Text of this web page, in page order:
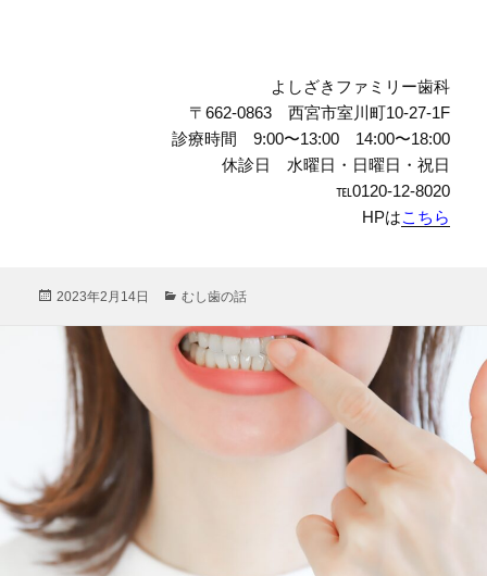
よしざきファミリー歯科
〒662-0863 西宮市室川町10-27-1F
診療時間 9:00〜13:00 14:00〜18:00
休診日 水曜日・日曜日・祝日
℡0120-12-8020
HPはこちら
投
日:
2023年2月14日
カ
ゴ
リ
ー
むし歯の話